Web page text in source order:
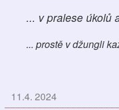
... v pralese úkolů
... prostě v džungli
11.4. 2024